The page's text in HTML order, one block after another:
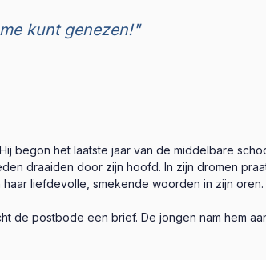
kunt genezen!"
begon het laatste jaar van de middelbare
draaiden door zijn hoofd. In zijn dromen
liefdevolle, smekende woorden in zijn
de postbode een brief. De jongen nam hem